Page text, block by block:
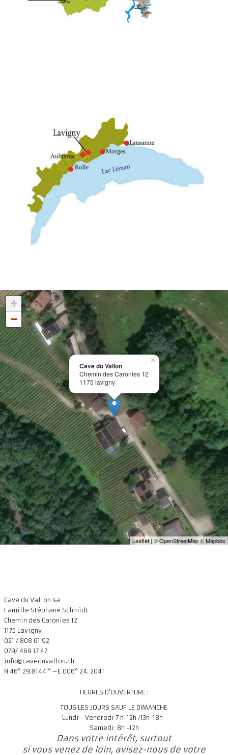
Cave du Vallon
Chemin des Caronies 12
1175 lavigny
×
+
−
Leaflet| ©OpenStreetMap©Mapbox
Cave du Vallon sa
Famille Stéphane Schmidt
Chemin des Caronies 12
1175 Lavigny
021 / 808 61 92
079/ 469 17 47
info@caveduvallon.ch
N 46° 29.8144'° –E 006° 24. 2041
HEURES D'OUVERTURE :
TOUS LES JOURS SAUF LE DIMANCHE
Lundi - Vendredi 7 h-12h /13h-18h
Samedi: 8h -12h
Dans votre intérêt, surtout
si vous venez de loin, avisez-nous de votre